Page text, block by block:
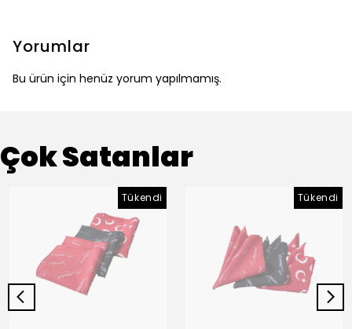
Yorumlar
Bu ürün için henüz yorum yapılmamış.
Çok Satanlar
Tükendi Tükendi